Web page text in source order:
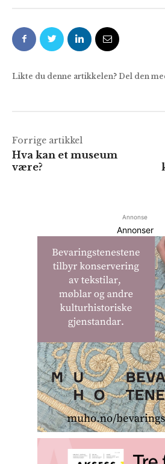
Likte du denne artikkelen? Del den
Forrige artikkel
Hva kan et museum
være?
Annonse
Annonser